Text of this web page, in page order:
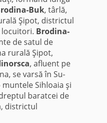
Buk, târlă,
Şipot, districtul
locuitori. Brodina-
de satul de
rurală Şipot,
, afluent pe
se varsă în Su­
Sihloaia şi
baratcei de
districtul